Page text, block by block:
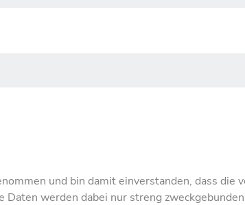
und bin damit einverstanden, dass die
werden dabei nur streng